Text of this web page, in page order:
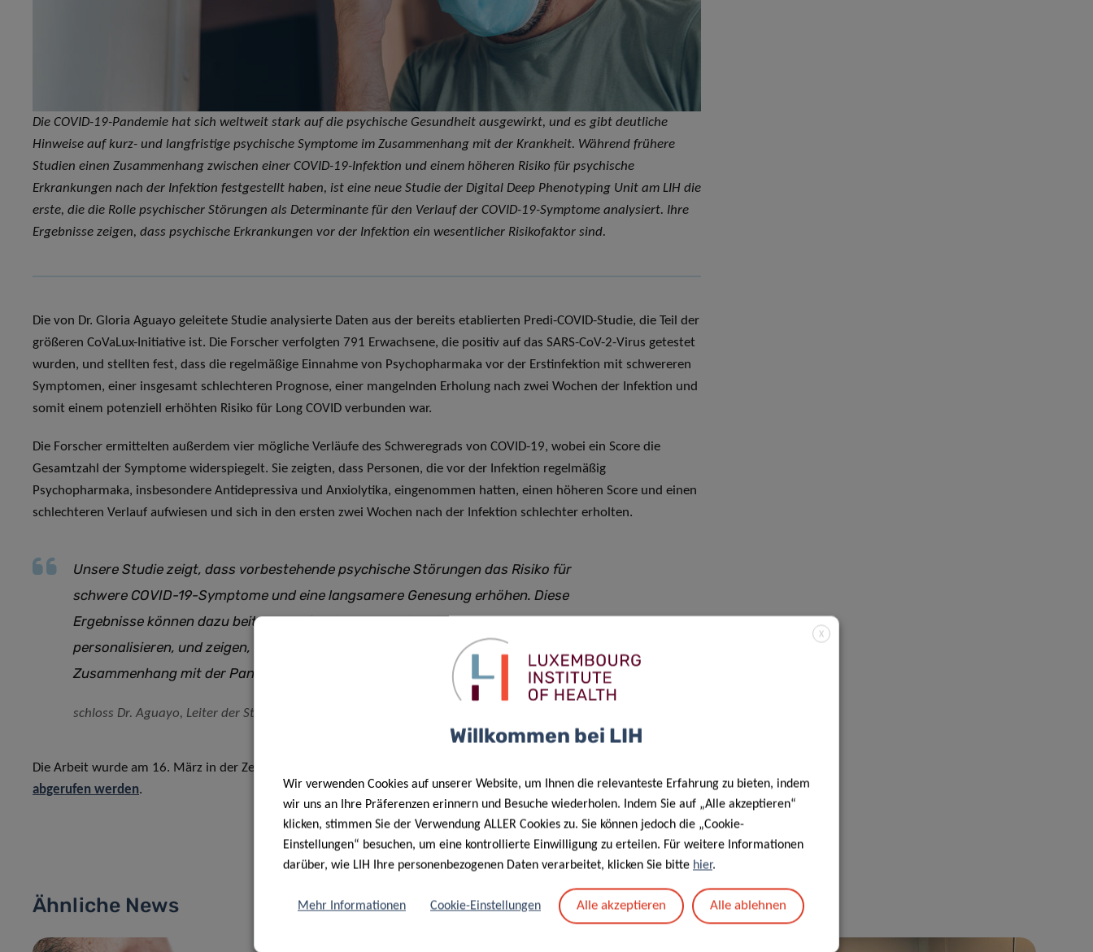
Die COVID-19-Pandemie hat sich weltweit stark auf die psychische Gesundheit ausgewirkt, und es gibt deutliche
Hinweise auf kurz- und langfristige psychische Symptome im Zusammenhang mit der Krankheit. Während frühere
Studien einen Zusammenhang zwischen einer COVID-19-Infektion und einem höheren Risiko für psychische
Erkrankungen nach der Infektion festgestellt haben, ist eine neue Studie der Digital Deep Phenotyping Unit am LIH die
erste, die die Rolle psychischer Störungen als Determinante für den Verlauf der COVID-19-Symptome analysiert. Ihre
Ergebnisse zeigen, dass psychische Erkrankungen vor der Infektion ein wesentlicher Risikofaktor sind.
Die von Dr. Gloria Aguayo geleitete Studie analysierte Daten aus der bereits etablierten Predi-COVID-Studie, die Teil der
größeren CoVaLux-Initiative ist. Die Forscher verfolgten 791 Erwachsene, die positiv auf das SARS-CoV-2-Virus getestet
wurden, und stellten fest, dass die regelmäßige Einnahme von Psychopharmaka vor der Erstinfektion mit schwereren
Symptomen, einer insgesamt schlechteren Prognose, einer mangelnden Erholung nach zwei Wochen der Infektion und
somit einem potenziell erhöhten Risiko für Long COVID verbunden war.
Die Forscher ermittelten außerdem vier mögliche Verläufe des Schweregrads von COVID-19, wobei ein Score die
Gesamtzahl der Symptome widerspiegelt. Sie zeigten, dass Personen, die vor der Infektion regelmäßig
Psychopharmaka, insbesondere Antidepressiva und Anxiolytika, eingenommen hatten, einen höheren Score und einen
schlechteren Verlauf aufwiesen und sich in den ersten zwei Wochen nach der Infektion schlechter erholten.
Unsere Studie zeigt, dass vorbestehende psychische Störungen das Risiko für
schwere COVID-19-Symptome und eine langsamere Genesung erhöhen. Diese
Ergebnisse können dazu beitragen, die COVID-19-Behandlung zu
personalisieren, und zeigen, wie wichtig es ist, psychische Erkrankungen im
Zusammenhang mit der Pandemie zu behandeln
schloss Dr. Aguayo, Leiter der Studie.
Die Arbeit wurde am 16. März in der Zeitschrift Frontiers in Public Health veröffentlicht und kann
abgerufen werden.
Ähnliche News
X
Willkommen bei LIH
Wir verwenden Cookies auf unserer Website, um Ihnen die relevanteste Erfahrung zu bieten, indem
wir uns an Ihre Präferenzen erinnern und Besuche wiederholen. Indem Sie auf „Alle akzeptieren“
klicken, stimmen Sie der Verwendung ALLER Cookies zu. Sie können jedoch die „Cookie-
Einstellungen“ besuchen, um eine kontrollierte Einwilligung zu erteilen. Für weitere Informationen
darüber, wie LIH Ihre personenbezogenen Daten verarbeitet, klicken Sie bitte hier.
Mehr Informationen Cookie-Einstellungen Alle akzeptieren Alle ablehnen